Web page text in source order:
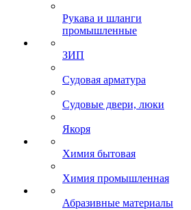
Рукава и шланги
промышленные
ЗИП
Судовая арматура
Судовые двери, люки
Якоря
Химия бытовая
Химия промышленная
Абразивные материалы